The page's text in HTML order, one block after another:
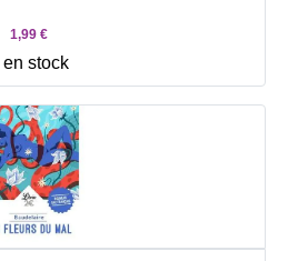
1,99 €
en stock